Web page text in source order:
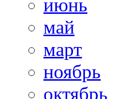
июнь
май
март
ноябрь
октябрь